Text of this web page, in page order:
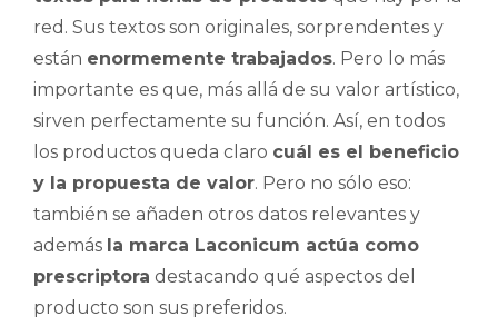
red. Sus textos son originales, sorprendentes y
están enormemente trabajados. Pero lo más
importante es que, más allá de su valor artístico,
sirven perfectamente su función. Así, en todos
los productos queda claro cuál es el beneficio
y la propuesta de valor. Pero no sólo eso:
también se añaden otros datos relevantes y
además la marca Laconicum actúa como
prescriptora destacando qué aspectos del
producto son sus preferidos.